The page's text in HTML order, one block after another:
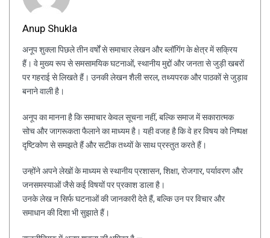
Anup Shukla
अनूप शुक्ला पिछले तीन वर्षों से समाचार लेखन और ब्लॉगिंग के क्षेत्र में सक्रिय
हैं। वे मुख्य रूप से समसामयिक घटनाओं, स्थानीय मुद्दों और जनता से जुड़ी खबरों
पर गहराई से लिखते हैं। उनकी लेखन शैली सरल, तथ्यपरक और पाठकों से जुड़ाव
बनाने वाली है।
अनूप का मानना है कि समाचार केवल सूचना नहीं, बल्कि समाज में सकारात्मक
सोच और जागरूकता फैलाने का माध्यम है। यही वजह है कि वे हर विषय को निष्पक्ष
दृष्टिकोण से समझते हैं और सटीक तथ्यों के साथ प्रस्तुत करते हैं।
उन्होंने अपने लेखों के माध्यम से स्थानीय प्रशासन, शिक्षा, रोजगार, पर्यावरण और
जनसमस्याओं जैसे कई विषयों पर प्रकाश डाला है।
उनके लेख न सिर्फ घटनाओं की जानकारी देते हैं, बल्कि उन पर विचार और
समाधान की दिशा भी सुझाते हैं।